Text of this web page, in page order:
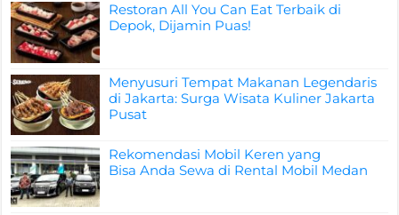
Restoran All You Can Eat Terbaik di
Depok, Dijamin Puas!
Menyusuri Tempat Makanan Legendaris
di Jakarta: Surga Wisata Kuliner Jakarta
Pusat
Rekomendasi Mobil Keren yang
Bisa Anda Sewa di Rental Mobil Medan